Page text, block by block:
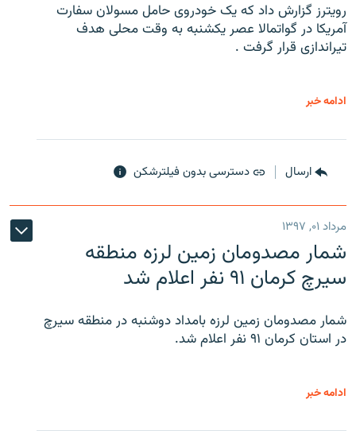
رویترز گزارش داد که یک خودروی حامل مسولان سفارت
آمریکا در گواتمالا عصر یکشنبه به وقت محلی هدف
تیراندازی قرار گرفت .
ادامه خبر
ارسال دسترسی بدون فیلترشکن
مرداد ۰۱, ۱۳۹۷
شمار مصدومان زمین لرزه منطقه
سیرچ کرمان ۹۱ نفر اعلام شد
شمار مصدومان زمین لرزه بامداد دوشنبه در منطقه سیرچ
در استان کرمان ۹۱ نفر اعلام شد.
ادامه خبر